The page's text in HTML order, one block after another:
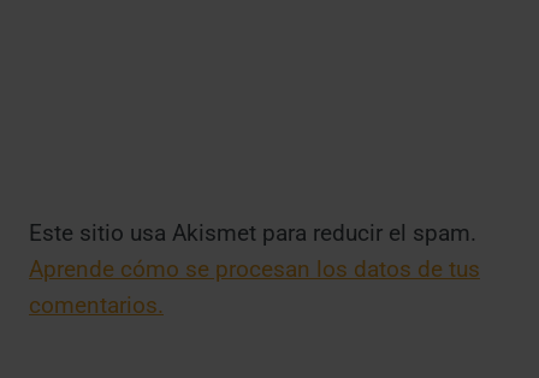
Este sitio usa Akismet para reducir el spam.
Aprende cómo se procesan los datos de tus
comentarios.